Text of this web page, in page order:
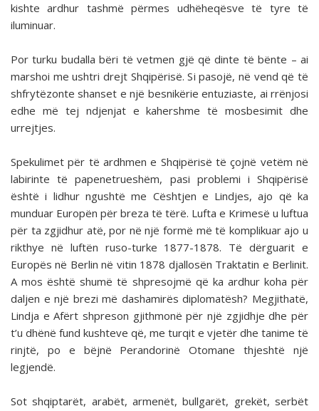
kishte ardhur tashmë përmes udhëheqësve të tyre të
iluminuar.
Por turku budalla bëri të vetmen gjë që dinte të bënte – ai
marshoi me ushtri drejt Shqipërisë. Si pasojë, në vend që të
shfrytëzonte shanset e një besnikërie entuziaste, ai rrënjosi
edhe më tej ndjenjat e kahershme të mosbesimit dhe
urrejtjes.
Spekulimet për të ardhmen e Shqipërisë të çojnë vetëm në
labirinte të papenetrueshëm, pasi problemi i Shqipërisë
është i lidhur ngushtë me Cështjen e Lindjes, ajo që ka
munduar Europën për breza të tërë. Lufta e Krimesë u luftua
për ta zgjidhur atë, por në një formë më të komplikuar ajo u
rikthye në luftën ruso-turke 1877-1878. Të dërguarit e
Europës në Berlin në vitin 1878 djallosën Traktatin e Berlinit.
A mos është shumë të shpresojmë që ka ardhur koha për
daljen e një brezi më dashamirës diplomatësh? Megjithatë,
Lindja e Afërt shpreson gjithmonë për një zgjidhje dhe për
t’u dhënë fund kushteve që, me turqit e vjetër dhe tanime të
rinjtë, po e bëjnë Perandorinë Otomane thjeshtë një
legjendë.
Sot shqiptarët, arabët, armenët, bullgarët, grekët, serbët